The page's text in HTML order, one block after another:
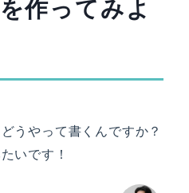
作ってみよ
うやって書くんですか？
いです！